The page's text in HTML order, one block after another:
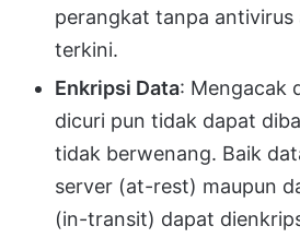
perangkat tanpa antivirus
terkini.
Enkripsi Data: Mengacak
dicuri pun tidak dapat
tidak berwenang. Baik
server (at-rest) maupun
(in-transit) dapat